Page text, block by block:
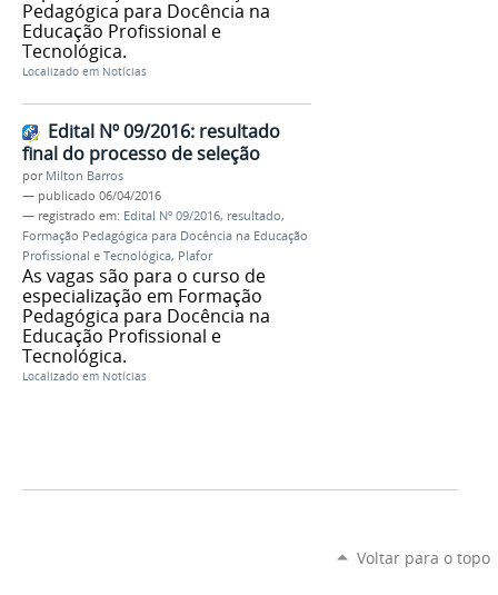
Pedagógica para Docência na
Educação Profissional e
Tecnológica.
Localizado em Notícias
Edital Nº 09/2016: resultado
final do processo de seleção
por Milton Barros
— publicado 06/04/2016
— registrado em: Edital Nº 09/2016, resultado,
Formação Pedagógica para Docência na Educação
Profissional e Tecnológica, Plafor
As vagas são para o curso de
especialização em Formação
Pedagógica para Docência na
Educação Profissional e
Tecnológica.
Localizado em Notícias
Voltar para o topo